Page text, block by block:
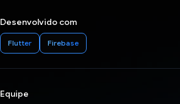
Desenvolvido com
Flutter Firebase
Equipe